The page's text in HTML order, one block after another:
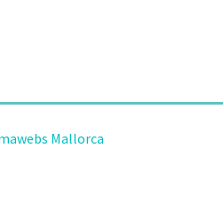
Mallorca